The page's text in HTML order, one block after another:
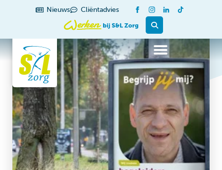
Nieuws Cliëntadvies